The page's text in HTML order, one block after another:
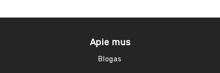
Apie mus
Blogas